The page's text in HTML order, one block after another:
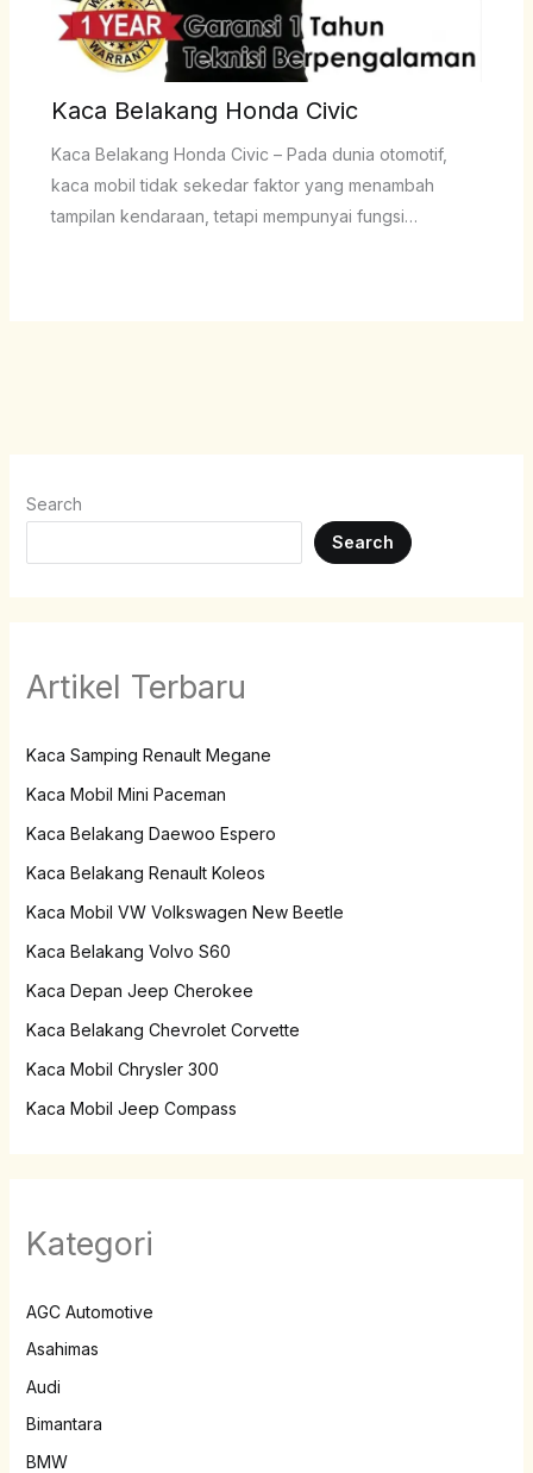
Kaca Belakang Honda Civic
Kaca Belakang Honda Civic – Pada dunia otomotif,
kaca mobil tidak sekedar faktor yang menambah
tampilan kendaraan, tetapi mempunyai fungsi…
Search
Search
Artikel Terbaru
Kaca Samping Renault Megane
Kaca Mobil Mini Paceman
Kaca Belakang Daewoo Espero
Kaca Belakang Renault Koleos
Kaca Mobil VW Volkswagen New Beetle
Kaca Belakang Volvo S60
Kaca Depan Jeep Cherokee
Kaca Belakang Chevrolet Corvette
Kaca Mobil Chrysler 300
Kaca Mobil Jeep Compass
Kategori
AGC Automotive
Asahimas
Audi
Bimantara
BMW